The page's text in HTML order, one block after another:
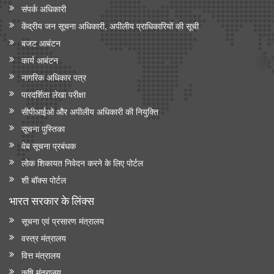
संपर्क अधिकारी
केंद्रीय जन सूचना अधिकारी, अपीलीय प्राधिकारियों की सूची
बजट आबंटन
कार्य आबंटन
नागरिक अधिकार पत्र
पारदर्शिता लेखा परीक्षा
सीपीआईओ और अपी‍लीय अधिकारी की नियुक्ति
सूचना पुस्तिका
वेब सूचना प्रबंधक
लोक शिकायत निवेदन करने के लिए पोर्टल
शी बॉक्स पोर्टल
भारत सरकार के लिंक्‍स
सूचना एवं प्रसारण मंत्रालय
वस्त्र मंत्रालय
वित्त मंत्रालय